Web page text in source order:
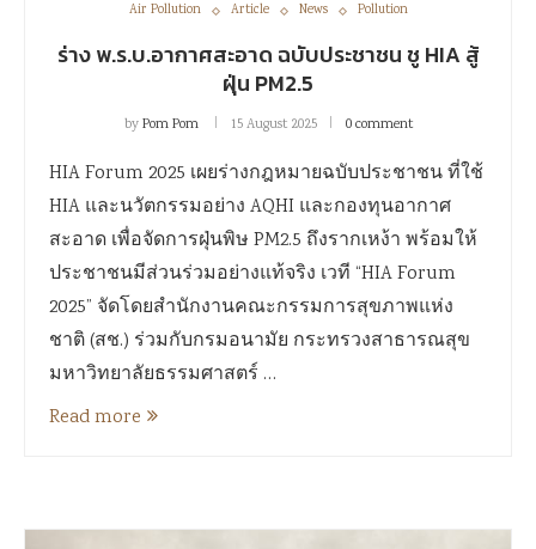
Air Pollution Article News Pollution
ร่าง พ.ร.บ.อากาศสะอาด ฉบับประชาชน ชู HIA สู้
ฝุ่น PM2.5
byPom Pom 15 August 2025 0 comment
HIA Forum 2025 เผยร่างกฎหมายฉบับประชาชน ที่ใช้
HIA และนวัตกรรมอย่าง AQHI และกองทุนอากาศ
สะอาด เพื่อจัดการฝุ่นพิษ PM2.5 ถึงรากเหง้า พร้อมให้
ประชาชนมีส่วนร่วมอย่างแท้จริง เวที “HIA Forum
2025” จัดโดยสำนักงานคณะกรรมการสุขภาพแห่ง
ชาติ (สช.) ร่วมกับกรมอนามัย กระทรวงสาธารณสุข
มหาวิทยาลัยธรรมศาสตร์ …
Read more